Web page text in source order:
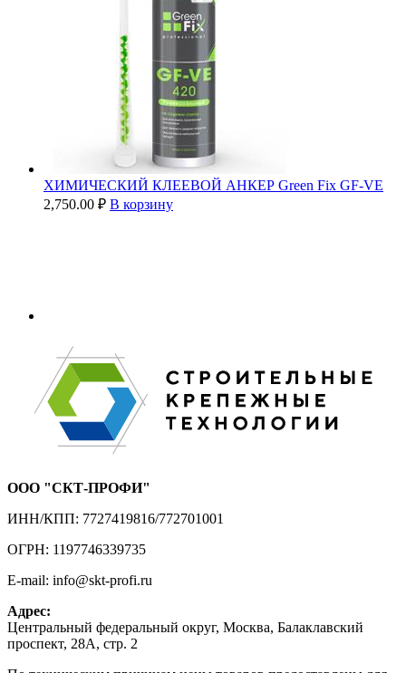
ХИМИЧЕСКИЙ КЛЕЕВОЙ АНКЕР Green Fix GF-VE
2,750.00 ₽ В корзину
ООО "СКТ-ПРОФИ"
ИНН/КПП: 7727419816/772701001
ОГРН: 1197746339735
E-mail: info@skt-profi.ru
Адрес:
Центральный федеральный округ, Москва, Балаклавский
проспект, 28А, стр. 2